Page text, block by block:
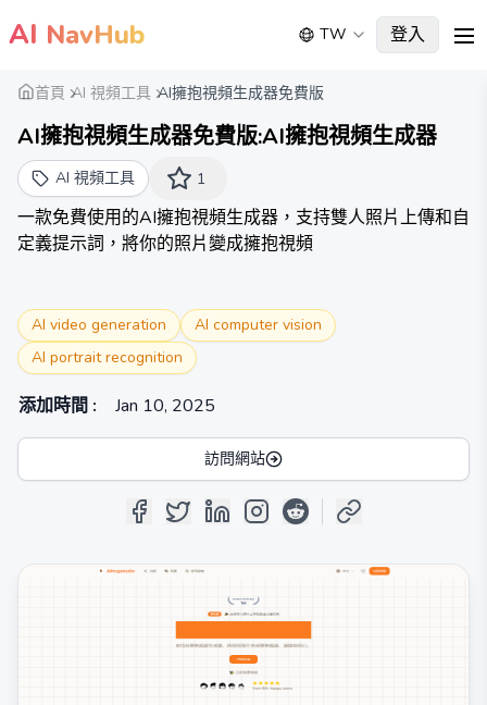
AI NavHub TW 登入
首頁 AI 視頻工具 AI擁抱視頻生成器免費版
AI擁抱視頻生成器免費版:AI擁抱視頻生成器
AI 視頻工具 1
一款免費使用的AI擁抱視頻生成器，支持雙人照片上傳和自
定義提示詞，將你的照片變成擁抱視頻
AI video generation
AI computer vision
AI portrait recognition
添加時間 : Jan 10, 2025
訪問網站